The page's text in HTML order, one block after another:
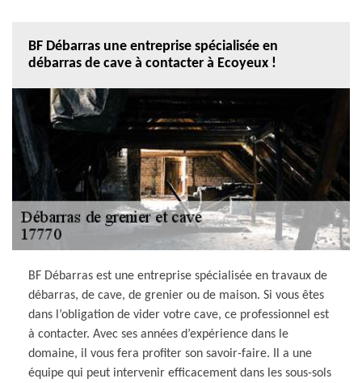
BF Débarras une entreprise spécialisée en
débarras de cave à contacter à Ecoyeux !
BF Débarras est une entreprise spécialisée en travaux de
débarras, de cave, de grenier ou de maison. Si vous êtes
dans l’obligation de vider votre cave, ce professionnel est
à contacter. Avec ses années d’expérience dans le
domaine, il vous fera profiter son savoir-faire. Il a une
équipe qui peut intervenir efficacement dans les sous-sols